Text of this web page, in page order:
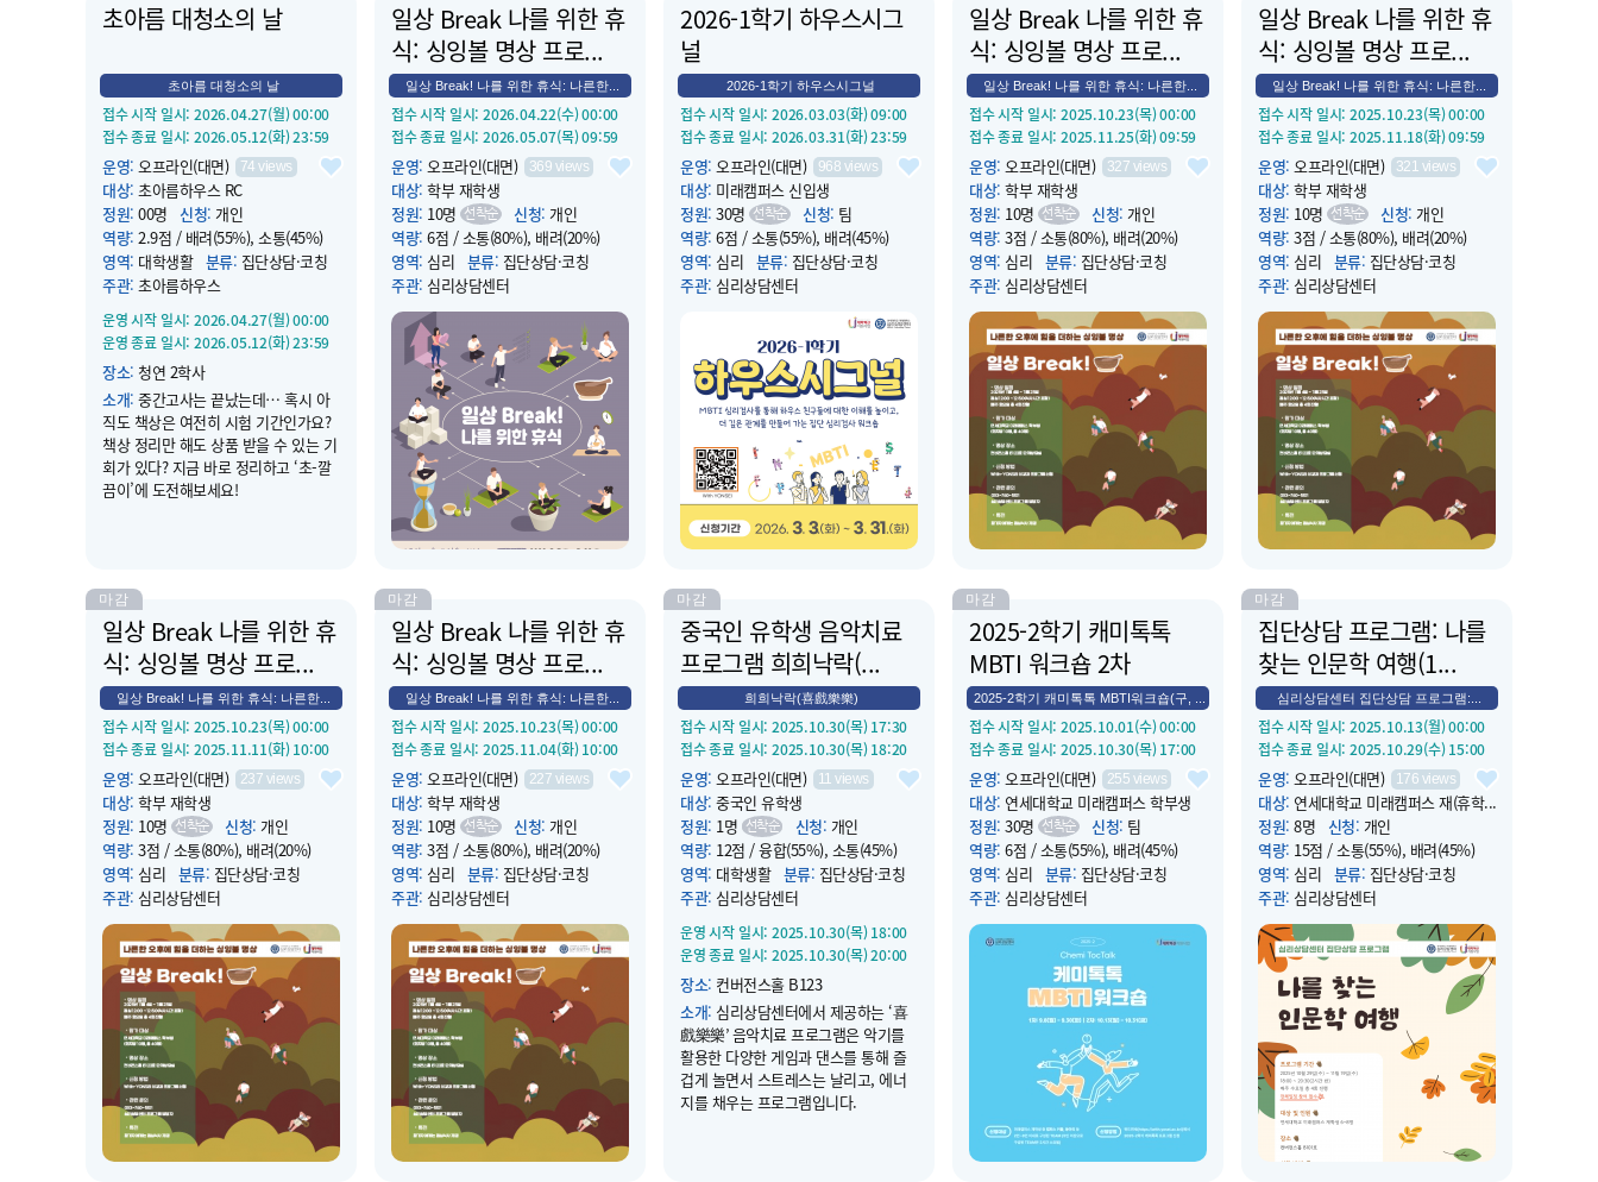
초아름 대청소의 날
초아름 대청소의 날
접수 시작 일시: 2026.04.27(월) 00:00
접수 종료 일시: 2026.05.12(화) 23:59
운영: 오프라인(대면) 74 views
대상: 초아름하우스 RC
정원: 00명 신청: 개인
역량: 2.9점 / 배려(55%), 소통(45%)
영역: 대학생활 분류: 집단상담·코칭
주관: 초아름하우스
운영 시작 일시: 2026.04.27(월) 00:00
운영 종료 일시: 2026.05.12(화) 23:59
장소: 청연 2학사
소개: 중간고사는 끝났는데… 혹시 아
직도 책상은 여전히 시험 기간인가요?
책상 정리만 해도 상품 받을 수 있는 기
회가 있다? 지금 바로 정리하고 ‘초-깔
끔이’에 도전해보세요!
일상 Break 나를 위한 휴
식: 싱잉볼 명상 프로...
일상 Break! 나를 위한 휴식: 나른한...
접수 시작 일시: 2026.04.22(수) 00:00
접수 종료 일시: 2026.05.07(목) 09:59
운영: 오프라인(대면) 369 views
대상: 학부 재학생
정원: 10명 선착순 신청: 개인
역량: 6점 / 소통(80%), 배려(20%)
영역: 심리 분류: 집단상담·코칭
주관: 심리상담센터
운영 시작 일시
: 2026.05.07(목) 12:00
운영 종료 일시: 2026.05.07(목) 13:00
장소 :컨버전스홀 B124
소개:점심시간 휴식같은 싱잉볼 명상
으로 나른한 오후에 힘을 더해 드립니
다.
2026-1학기 하우스시그
널
2026-1학기 하우스시그널
접수 시작 일시: 2026.03.03(화) 09:00
접수 종료 일시: 2026.03.31(화) 23:59
운영: 오프라인(대면) 968 views
대상: 미래캠퍼스 신입생
정원: 30명 선착순 신청: 팀
역량: 6점 / 소통(55%), 배려(45%)
영역: 심리 분류: 집단상담·코칭
주관: 심리상담센터
: 2026.03.09(월) 10:00
운영 종료 일시: 2026.04.03(금) 16:00
장소:심리상담센터(컨버젼스홀B124 )
소개:하우스시그널은 MBTI 심리검사
를 통해 RC 하우스 내 갈등을 사전에
예방하고 공동체 생활 적응을 조력하기
위한 프로그램입니다. 하우스 친구들과
MBTI 검사 받고 건강한 대인관계를 형
성해 보세요.
일상 Break 나를 위한 휴
식: 싱잉볼 명상 프로...
일상 Break! 나를 위한 휴식: 나른한...
접수 시작 일시: 2025.10.23(목) 00:00
접수 종료 일시: 2025.11.25(화) 09:59
운영: 오프라인(대면) 327 views
대상: 학부 재학생
정원: 10명 선착순 신청: 개인
역량: 3점 / 소통(80%), 배려(20%)
영역: 심리 분류: 집단상담·코칭
주관: 심리상담센터
운영 시작 일시: 2025.11.25(화) 12:10
운영 종료 일시: 2025.11.25(화) 12:50
장소:컨버전스홀 B124
소개:점심시간 휴식같은 싱잉볼 명상
으로 나른한 오후에 힘을 더해 드립니
일상 Break 나를 위한 휴
식: 싱잉볼 명상 프로...
일상 Break! 나를 위한 휴식: 나른한...
접수 시작 일시: 2025.10.23(목) 00:00
접수 종료 일시: 2025.11.18(화) 09:59
운영: 오프라인(대면) 321 views
대상: 학부 재학생
정원: 10명 선착순 신청: 개인
역량: 3점 / 소통(80%), 배려(20%)
영역: 심리 분류: 집단상담·코칭
주관: 심리상담센터
운영 시작 일시: 2025.11.18(화) 12:10
운영 종료 일시: 2025.11.18(화) 12:50
장소:컨버전스홀 B124
소개:점심시간 휴식같은 싱잉볼 명상
으로 나른한 오후에 힘을 더해 드립니
마감
일상 Break 나를 위한 휴
식: 싱잉볼 명상 프로...
일상 Break! 나를 위한 휴식: 나른한...
접수 시작 일시: 2025.10.23(목) 00:00
접수 종료 일시: 2025.11.11(화) 10:00
운영: 오프라인(대면) 237 views
대상: 학부 재학생
정원: 10명 선착순 신청: 개인
역량: 3점 / 소통(80%), 배려(20%)
영역: 심리 분류: 집단상담·코칭
주관: 심리상담센터
운영 시작 일시: 2025.11.11(화) 12:10
운영 종료 일시: 2025.11.11(화) 12:50
장소:컨버전스홀 B124
소개:점심시간 휴식같은 싱잉볼 명상
으로 나른한 오후에 힘을 더해 드립니
마감
일상 Break 나를 위한 휴
식: 싱잉볼 명상 프로...
일상 Break! 나를 위한 휴식: 나른한...
접수 시작 일시: 2025.10.23(목) 00:00
접수 종료 일시: 2025.11.04(화) 10:00
운영: 오프라인(대면) 227 views
대상: 학부 재학생
정원: 10명 선착순 신청: 개인
역량: 3점 / 소통(80%), 배려(20%)
영역: 심리 분류: 집단상담·코칭
주관: 심리상담센터
운영 시작 일시: 2025.11.04(화) 12:10
운영 종료 일시: 2025.11.04(화) 12:50
장소:컨버전스홀 B124
소개:점심시간 휴식같은 싱잉볼 명상
으로 나른한 오후에 힘을 더해 드립니
마감
중국인 유학생 음악치료
프로그램 희희낙락(...
희희낙락(喜戲樂樂)
접수 시작 일시: 2025.10.30(목) 17:30
접수 종료 일시: 2025.10.30(목) 18:20
운영: 오프라인(대면) 11 views
대상: 중국인 유학생
정원: 1명 선착순 신청: 개인
역량: 12점 / 융합(55%), 소통(45%)
영역: 대학생활 분류: 집단상담·코칭
주관: 심리상담센터
운영 시작 일시: 2025.10.30(목) 18:00
운영 종료 일시: 2025.10.30(목) 20:00
장소: 컨버전스홀 B123
소개: 심리상담센터에서 제공하는 ‘喜
戲樂樂’ 음악치료 프로그램은 악기를
활용한 다양한 게임과 댄스를 통해 즐
겁게 놀면서 스트레스는 날리고, 에너
지를 채우는 프로그램입니다.
마감
2025-2학기 캐미톡톡
MBTI 워크숍 2차
2025-2학기 캐미톡톡 MBTI워크숍(구, ...
접수 시작 일시: 2025.10.01(수) 00:00
접수 종료 일시: 2025.10.30(목) 17:00
운영: 오프라인(대면) 255 views
대상: 연세대학교 미래캠퍼스 학부생
정원: 30명 선착순 신청: 팀
역량: 6점 / 소통(55%), 배려(45%)
영역: 심리 분류: 집단상담·코칭
주관: 심리상담센터
운영 시작 일시
: 2025.10.13(월) 09:00
: 2025.10.31(금) 16:00
상담코칭센터
- 캐미톡톡 MBTI 워크숍은 단순
한 케미를 넘어,자기이해와 타인이해를
바탕으로 더 깊은 관계를 만들어가는 2
인 이상 집단 심리검사 워크숍 입니다.
- TocTalk은 Knock knock(똑똑) +
Talk(대화)의 합성어로, 관계의 문을 두
드려 대화로 마음을 열고 소통하는 프
로그램입니...
마감
집단상담 프로그램: 나를
찾는 인문학 여행(1...
심리상담센터 집단상담 프로그램:...
접수 시작 일시: 2025.10.13(월) 00:00
접수 종료 일시: 2025.10.29(수) 15:00
운영: 오프라인(대면) 176 views
대상: 연세대학교 미래캠퍼스 재(휴학...
정원: 8명 신청: 개인
역량: 15점 / 소통(55%), 배려(45%)
영역: 심리 분류: 집단상담·코칭
주관: 심리상담센터
운영 시작 일시
: 2025.10.29(수) 18:00
운영 종료 일시: 2025.10.29(수) 20:30
장소 :컨버전스홀 상담실라운지 내
단...
소개:심리상담센터에서 주관하는 집단
상담 프로그램으로서 문학, 철학, 역사,
예술 등 인문학적 소양을 바탕으로 예
술작품을 감상하고 자신의 생각과 감정
을 표현할 수 있습니다. 더불어 미술 매
체를 활용하여 자신을 표현하고 집단원
과 소통하는 경험을 할 수 있습...